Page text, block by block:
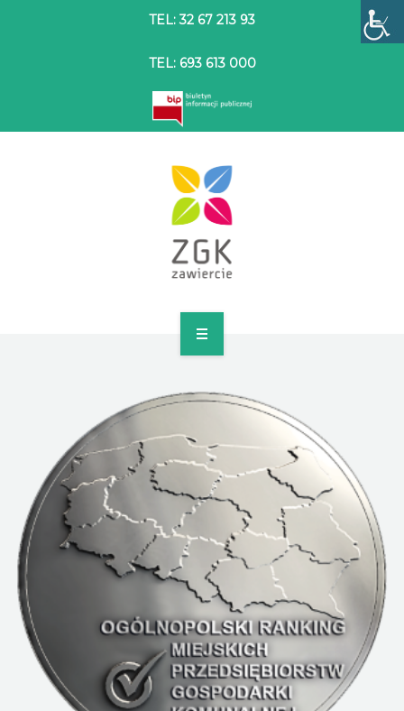
TEL: 32 67 213 93
TEL: 693 613 000
DLA MIESZKAŃCÓW
OFERTA
PSZOK
EDUKACJA
KONTAKT